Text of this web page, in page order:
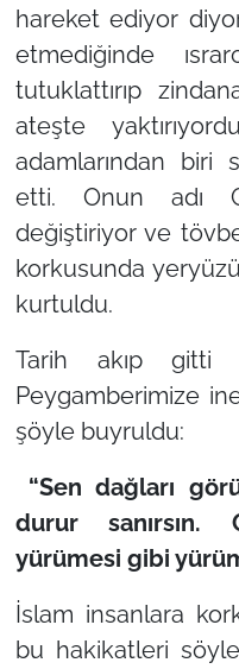
hareket ediyor
etmediğinde
tutuklattırıp
ateşte
adamlarından biri
etti. Onun adı
değiştiriyor ve
korkusunda
kurtuldu.
Tarih akıp
Peygamberimize
şöyle buyruldu:
“Sen dağları
durur sanırsın.
yürümesi gibi
İslam insanlara
bu hakikatleri